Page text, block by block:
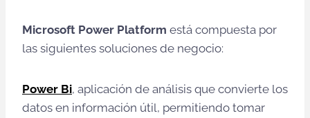
Microsoft Power Platform está compuesta por
las siguientes soluciones de negocio:
Power Bi, aplicación de análisis que convierte los
datos en información útil, permitiendo tomar